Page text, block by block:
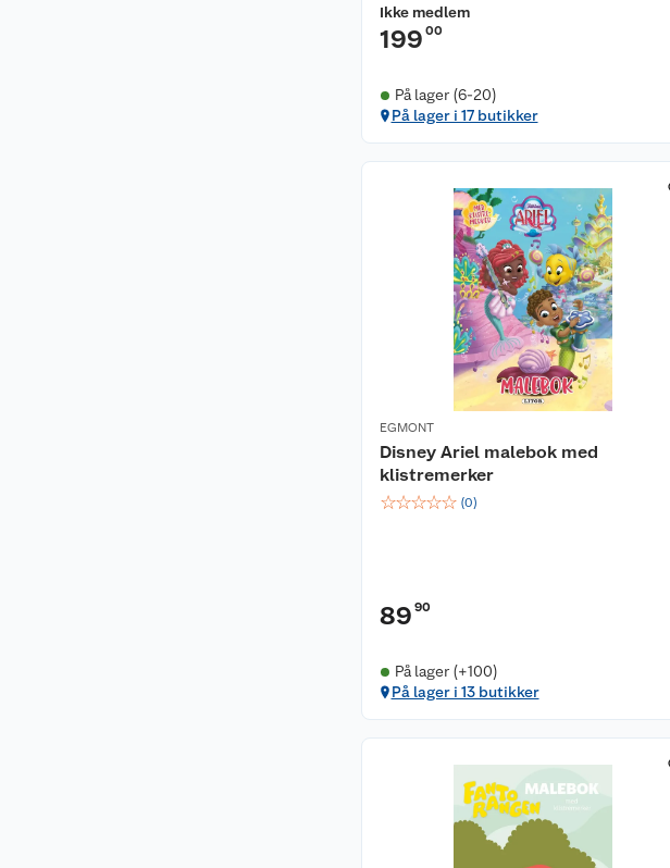
Ikke medlem
199 00
På lager (6-20)
På lager i 17 butikker
EGMONT
Disney Ariel malebok med
klistremerker
☆☆☆☆☆ (0)
89 90
På lager (+100)
På lager i 13 butikker